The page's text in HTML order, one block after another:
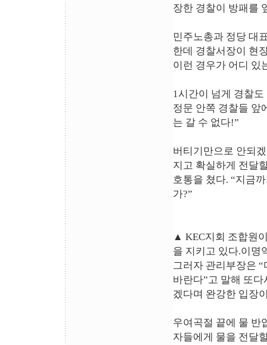
장한 경찰이 방패를
민주노총과 정당 대
한데 경찰서장이 현
이런 경우가 어디 있
1시간이 넘게 경찰
정문 안쪽 경찰들 앞
는 갈 수 없다!”
버티기만으로 안되
지고 확실하게 전달
호통을 쳤다. “지금
가?”
▲ KEC지회 조합원
을 지키고 있다.이명
그러자 관리부장은
바란다”고 말해 또
겠다며 완강한 입장
우여곡절 끝에 물 반
자들에게 물을 전달